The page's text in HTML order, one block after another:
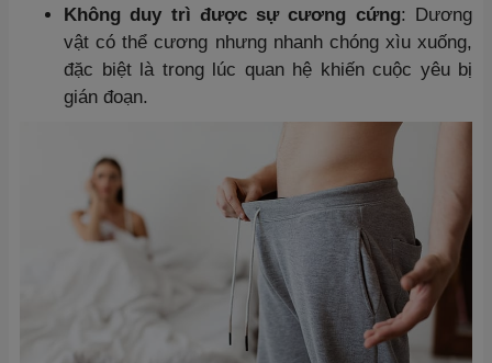
Không duy trì được sự cương cứng: Dương
vật có thể cương nhưng nhanh chóng xìu xuống,
đặc biệt là trong lúc quan hệ khiến cuộc yêu bị
gián đoạn.